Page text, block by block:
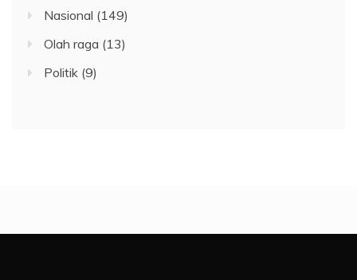
Nasional (149)
Olah raga (13)
Politik (9)